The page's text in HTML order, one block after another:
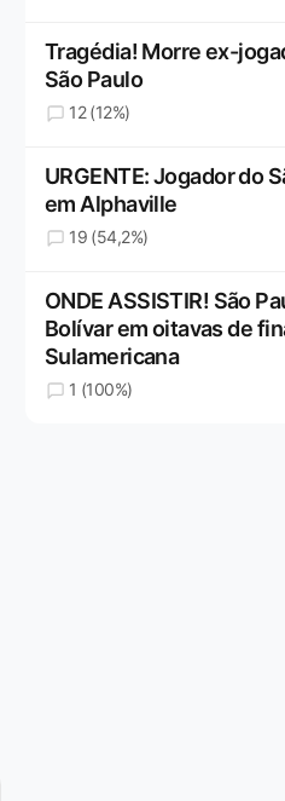
Tragédia! Morre ex-
São Paulo
12 (12%)
URGENTE: Jogador do
em Alphaville
19 (54,2%)
ONDE ASSISTIR! São
Bolívar em oitavas de
Sulamericana
1 (100%)